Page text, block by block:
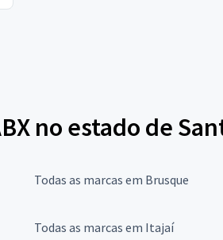
no estado de
Todas as marcas em Brusque
Todas as marcas em Itajaí